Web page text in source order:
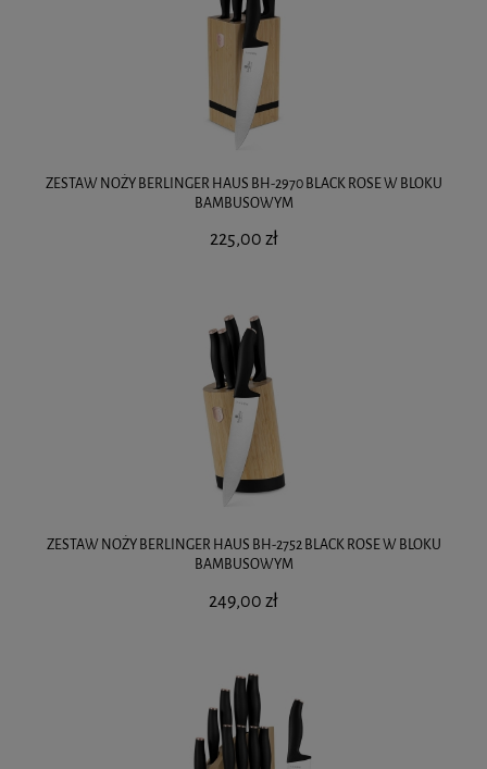
ZESTAW NOŻY BERLINGER HAUS BH-2970 BLACK ROSE W BLOKU
BAMBUSOWYM
225,00 zł
ZESTAW NOŻY BERLINGER HAUS BH-2752 BLACK ROSE W BLOKU
BAMBUSOWYM
249,00 zł